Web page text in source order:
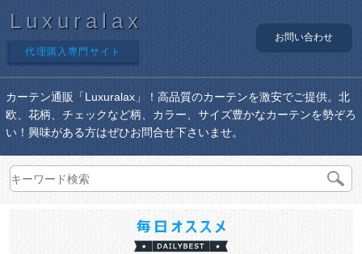
Luxuralax
代理購入専門サイト
お問い合わせ
カーテン通販「Luxuralax」！高品質のカーテンを激安でご提供。北
欧、花柄、チェックなど柄、カラー、サイズ豊かなカーテンを勢ぞろ
い！興味がある方はぜひお問合せ下さいませ。